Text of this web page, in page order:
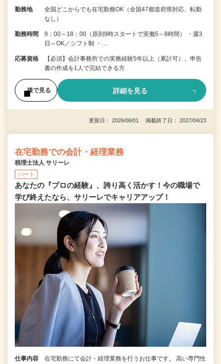
勤務地
全国どこからでも在宅勤務OK（全国47都道府県対応、転勤
なし）
勤務時間
9：00～18：00（原則9時スタートで実働5～8時間） ・週3
日～OK／シフト制 ・…
応募資格
【必須】会計事務所での実務経験5年以上（累計可）、申告
書の作成を1人で完結できる方
後で見る 詳細を見る
更新日： 2026/06/01 掲載終了日： 2027/04/23
在宅勤務での会計・経理業務
税理士法人 サリーレ
パート
あなたの『プロの経験』、誇り高く活かす！今の職場で
学び終えたなら、サリーレでキャリアアップ！
仕事内容
在宅勤務にて会計・経理業務を行うお仕事です。 高い専門性